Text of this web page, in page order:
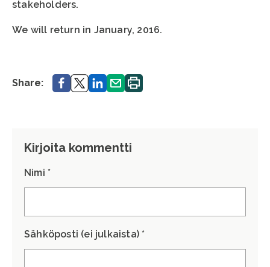
stakeholders.
We will return in January, 2016.
Share: Share.Share.Share.Share.Print.
Kirjoita kommentti
Nimi *
Sähköposti (ei julkaista) *